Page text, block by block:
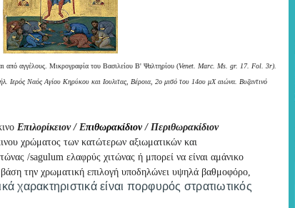
από αγγέλους. Μικρογραφία του Βασιλείου Β' Ψαλτηρίου (Venet. Marc. Ms. gr. 17. Fol. 3r).
Ιερός Ναός Αγίου Κηρύκου και Ιουλιτας, Βέροια, 2ο μισό του 14ου μΧ αιώνα. Βυζαντινό
Επιλορίκειον / Επιθωρακίδιον / Περιθωρακίδιον
χρώματος των κατώτερων αξιωματικών και
/sagulum ελαφρύς χιτώνας ή μπορεί να είναι αμάνικο
την χρωματική επιλογή υποδηλώνει υψηλά βαθμοφόρο,
χαρακτηριστικά είναι πορφυρός στρατιωτικός